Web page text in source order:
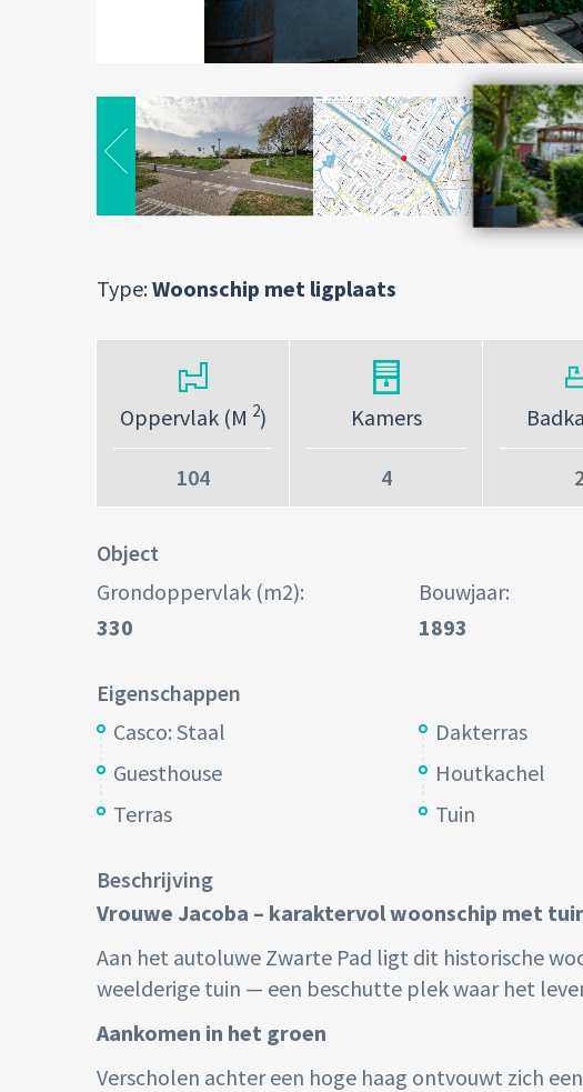
Type:Woonschip met ligplaats
Oppervlak (M 2)
104
Kamers
4
Object
Grondoppervlak (m2):
330
Bouwjaar:
1893
Eigenschappen
Casco: Staal
Dakterras
Guesthouse
Houtkachel
Terras
Tuin
Beschrijving
Vrouwe Jacoba – karaktervol woonschip met
Aan het autoluwe Zwarte Pad ligt dit historische
weelderige tuin — een beschutte plek waar het
Aankomen in het groen
Verscholen achter een hoge haag ontvouwt zich